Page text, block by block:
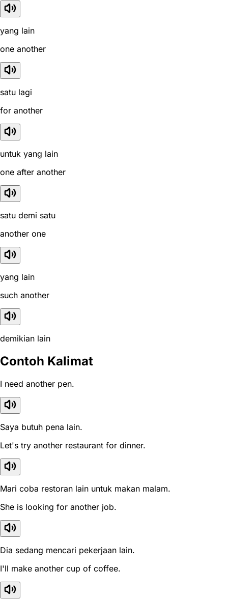
yang lain
one another
satu lagi
for another
untuk yang lain
one after another
satu demi satu
another one
yang lain
such another
demikian lain
Contoh Kalimat
I need another pen.
Saya butuh pena lain.
Let's try another restaurant for dinner.
Mari coba restoran lain untuk makan malam.
She is looking for another job.
Dia sedang mencari pekerjaan lain.
I'll make another cup of coffee.